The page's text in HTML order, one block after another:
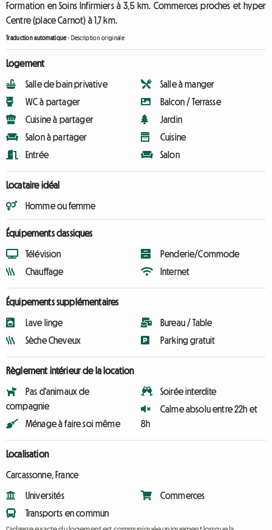
Formation en Soins Infirmiers à 3,5 km. Commerces proches et hyper
Centre (place Carnot) à 1,7 km.
Traduction automatique- Description originale
Logement
Salle de bain privative
WC à partager
Cuisine à partager
Salon à partager
Entrée
Salle à manger
Balcon / Terrasse
Jardin
Cuisine
Salon
Locataire idéal
Homme ou femme
Équipements classiques
Télévision
Chauffage
Penderie/Commode
Internet
Équipements supplémentaires
Lave linge
Sèche Cheveux
Bureau / Table
Parking gratuit
Règlement intérieur de la location
Pas d'animaux de
compagnie
Ménage à faire soi même
Soirée interdite
Calme absolu entre 22h et
8h
Localisation
Carcassonne, France
Universités
Transports en commun
Commerces